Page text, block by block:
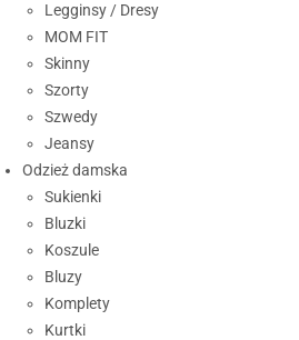
Legginsy / Dresy
MOM FIT
Skinny
Szorty
Szwedy
Jeansy
Odzież damska
Sukienki
Bluzki
Koszule
Bluzy
Komplety
Kurtki